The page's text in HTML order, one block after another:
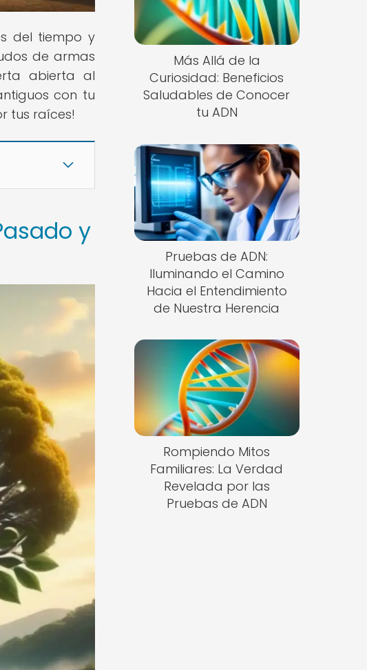
del tiempo y
de armas
abierta al
con tu
tus raíces!
y
Más Allá de la
Curiosidad: Beneficios
Saludables de Conocer
tu ADN
Pruebas de ADN:
Iluminando el Camino
Hacia el Entendimiento
de Nuestra Herencia
Rompiendo Mitos
Familiares: La Verdad
Revelada por las
Pruebas de ADN